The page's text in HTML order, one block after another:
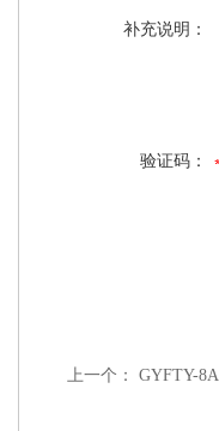
补充说明：
验证码：
上一个： GYFTY-